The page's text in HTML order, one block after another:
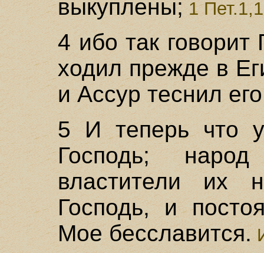
выкуплены;1
4 ибо так
ходил прежде в
и Ассур теснил
5 И теперь что
Господь;
властители их
Господь, и
Мое бесславится.